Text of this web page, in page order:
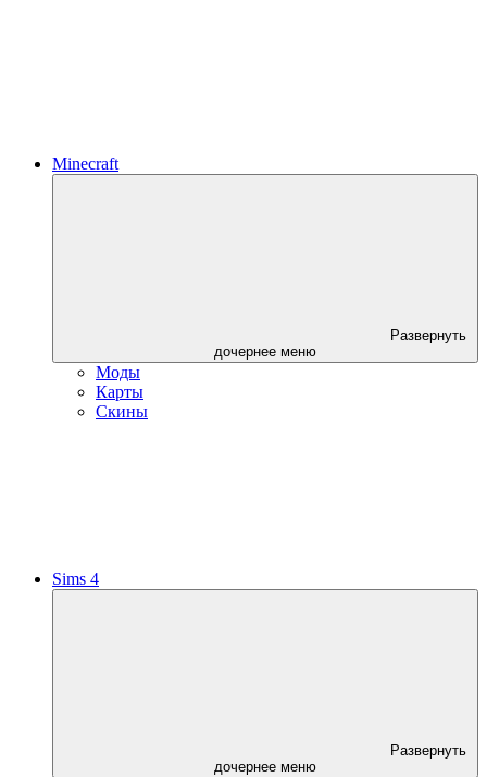
Minecraft
Развернуть
дочернее меню
Моды
Карты
Скины
Sims 4
Развернуть
дочернее меню